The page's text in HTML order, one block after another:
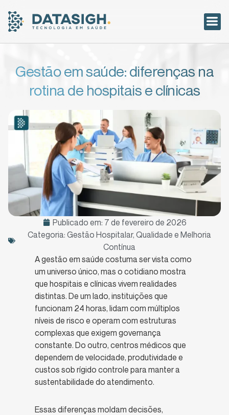
Gestão em saúde: diferenças na
rotina de hospitais e clínicas
Publicado em: 7 de fevereiro de 2026
Categoria: Gestão Hospitalar, Qualidade e Melhoria
Contínua
A gestão em saúde costuma ser vista como
um universo único, mas o cotidiano mostra
que hospitais e clínicas vivem realidades
distintas. De um lado, instituições que
funcionam 24 horas, lidam com múltiplos
níveis de risco e operam com estruturas
complexas que exigem governança
constante. Do outro, centros médicos que
dependem de velocidade, produtividade e
custos sob rígido controle para manter a
sustentabilidade do atendimento.
Essas diferenças moldam decisões,